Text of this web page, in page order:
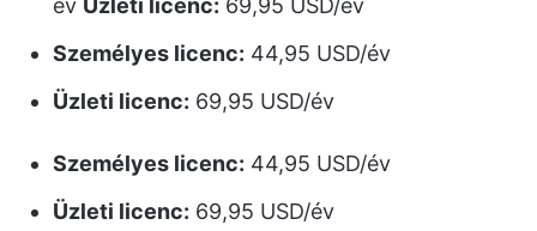
év Üzleti licenc: 69,95 USD/év
Személyes licenc: 44,95 USD/év
Üzleti licenc: 69,95 USD/év
Személyes licenc: 44,95 USD/év
Üzleti licenc: 69,95 USD/év